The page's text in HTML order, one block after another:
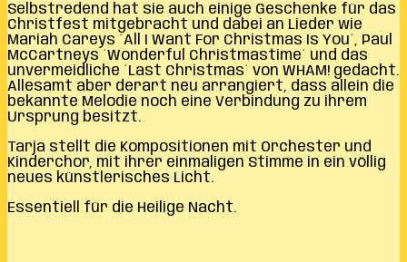
Selbstredend hat sie auch einige Geschenke für das
Christfest mitgebracht und dabei an Lieder wie
Mariah Careys ´All I Want For Christmas Is You´, Paul
McCartneys ´Wonderful Christmastime´ und das
unvermeidliche ´Last Christmas´ von WHAM! gedacht.
Allesamt aber derart neu arrangiert, dass allein die
bekannte Melodie noch eine Verbindung zu ihrem
Ursprung besitzt.
Tarja stellt die Kompositionen mit Orchester und
Kinderchor, mit ihrer einmaligen Stimme in ein völlig
neues künstlerisches Licht.
Essentiell für die Heilige Nacht.